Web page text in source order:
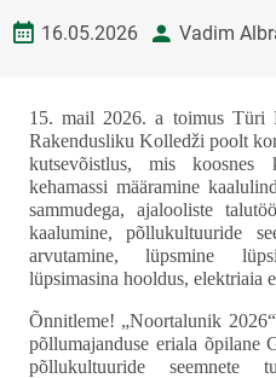
Loomise kuupäev
16.05.2026 autorVadim
15. mail 2026. a toimus Türi
Rakendusliku Kolledži poolt
kutsevõistlus, mis koosnes
kehamassi määramine
sammudega, ajalooliste
kaalumine, põllukultuuride
arvutamine, lüpsmine
lüpsimasina hooldus, elektriaia
Õnnitleme! „Noortalunik
põllumajanduse eriala õpilane
põllukultuuride seemnete